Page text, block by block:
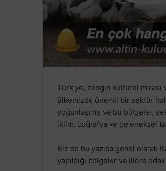
Türkiye, zengin kültürel mirası
ülkemizde önemli bir sektör
yoğunlaşmış ve bu bölgeler,
iklim, coğrafya ve geleneksel
Biz de bu yazıda genel olarak
yapıldığı bölgeler ve illere